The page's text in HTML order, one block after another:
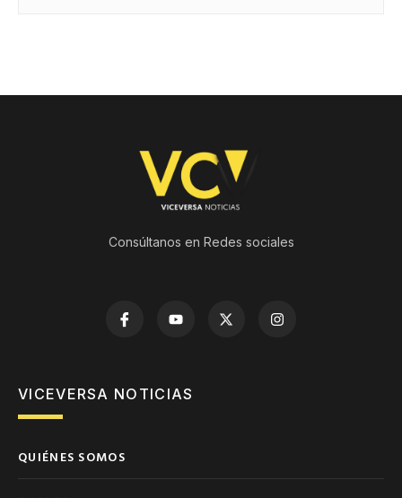
Consúltanos en Redes sociales
VICEVERSA NOTICIAS
QUIÉNES SOMOS